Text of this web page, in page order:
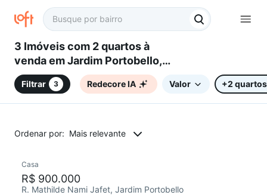
3 Imóveis com 2 quartos à
venda em Jardim Portobello,
Sorocaba, SP
Filtrar 3 Redecore IA Valor +2 quartos
Ordenar por: Mais relevante
Casa
R$ 900.000
R. Mathilde Nami Jafet, Jardim Portobello